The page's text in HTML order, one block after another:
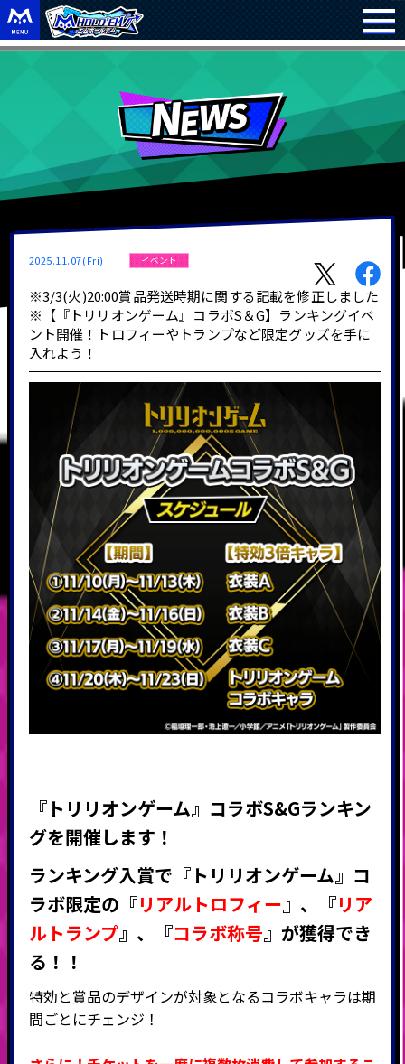
2025.11.07(Fri) イベント
※3/3(火)20:00賞品発送時期に関する記載を修正しました
※【『トリリオンゲーム』コラボS＆G】ランキングイベ
ント開催！トロフィーやトランプなど限定グッズを手に
入れよう！
『トリリオンゲーム』コラボS&Gランキン
グを開催します！
ランキング入賞で『トリリオンゲーム』 コ
ラボ限定の『リアルトロフィー』 、 『リア
ルトランプ』 、 『コラボ称号』 が獲得でき
る！！
特効と賞品のデザインが対象となるコラボキャラは期
間ごとにチェンジ！